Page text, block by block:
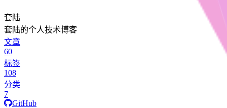
套陆
套陆的个人技术博客
文章
60
标签
108
分类
7
GitHub